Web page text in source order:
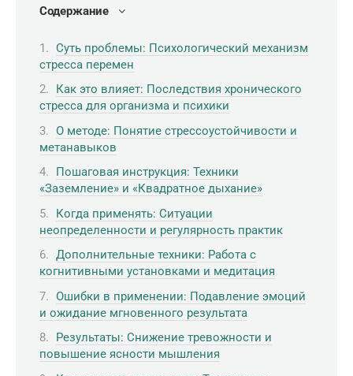
Содержание
Суть проблемы: Психологический механизм
стресса перемен
Как это влияет: Последствия хронического
стресса для организма и психики
О методе: Понятие стрессоустойчивости и
метанавыков
Пошаговая инструкция: Техники
«Заземление» и «Квадратное дыхание»
Когда применять: Ситуации
неопределенности и регулярность практик
Дополнительные техники: Работа с
когнитивными установками и медитация
Ошибки в применении: Подавление эмоций
и ожидание мгновенного результата
Результаты: Снижение тревожности и
повышение ясности мышления